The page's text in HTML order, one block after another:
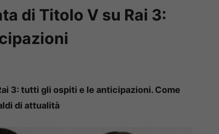
di Titolo V su Rai 3:
3: tutti gli ospiti e le anticipazioni. Come
di attualità